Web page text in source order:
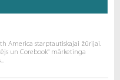
America starptautiskajai žūrijai.
un Corebook° mārketinga